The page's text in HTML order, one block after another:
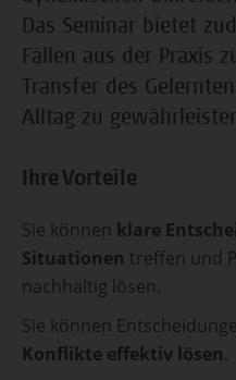
Das Seminar bietet
Fällen aus der Praxis
Transfer des
Alltag zu
Ihre Vorteile
Sie können klare
Situationen treffen und
nachhaltig lösen.
Sie können
Konflikte effektiv lösen.